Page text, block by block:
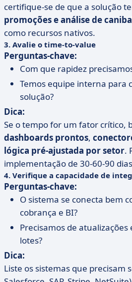
certifique-se de que a solução
promoções e análise de
como recursos nativos.
3. Avalie o time-to-value
Perguntas-chave:
Com que rapidez
Temos equipe interna para
solução?
Dica:
Se o tempo for um fator crítico,
dashboards prontos,
lógica pré-ajustada por setor.
implementação de 30-60-90
4. Verifique a capacidade de
Perguntas-chave:
O sistema se conecta bem
cobrança e BI?
Precisamos de
lotes?
Dica:
Liste os sistemas que precisam